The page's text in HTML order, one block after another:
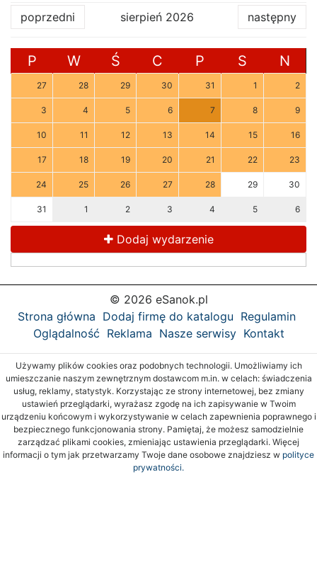
poprzedni sierpień 2026 następny
P W Ś C P S N
27 28 29 30 31 1 2
3 4 5 6 7 8 9
10 11 12 13 14 15 16
17 18 19 20 21 22 23
24 25 26 27 28 29 30
31 1 2 3 4 5 6
Dodaj wydarzenie
© 2026 eSanok.pl
Strona główna Dodaj firmę do katalogu Regulamin
Oglądalność Reklama Nasze serwisy Kontakt
Używamy plików cookies oraz podobnych technologii. Umożliwiamy ich
umieszczanie naszym zewnętrznym dostawcom m.in. w celach: świadczenia
usług, reklamy, statystyk. Korzystając ze strony internetowej, bez zmiany
ustawień przeglądarki, wyrażasz zgodę na ich zapisywanie w Twoim
urządzeniu końcowym i wykorzystywanie w celach zapewnienia poprawnego i
bezpiecznego funkcjonowania strony. Pamiętaj, że możesz samodzielnie
zarządzać plikami cookies, zmieniając ustawienia przeglądarki. Więcej
informacji o tym jak przetwarzamy Twoje dane osobowe znajdziesz w polityce
prywatności.